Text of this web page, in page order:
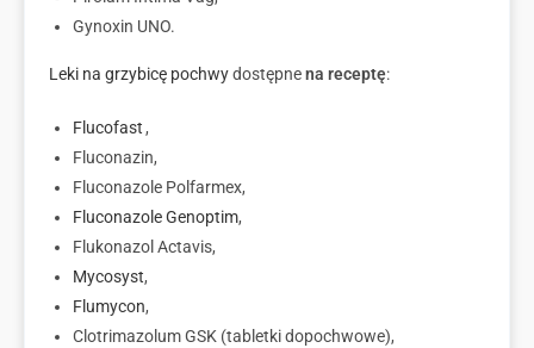
Gynoxin UNO.
Leki na grzybicę pochwydostępnena receptę:
Flucofast ,
Fluconazin,
Fluconazole Polfarmex,
Fluconazole Genoptim,
Flukonazol Actavis,
Mycosyst,
Flumycon,
Clotrimazolum GSK (tabletki dopochwowe),